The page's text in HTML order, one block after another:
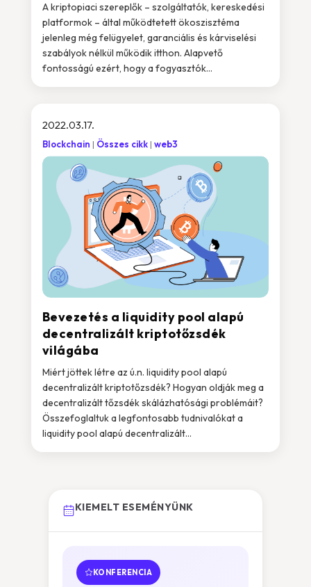
A kriptopiaci szereplők – szolgáltatók, kereskedési
platformok – által működtetett ökoszisztéma
jelenleg még felügyelet, garanciális és kárviselési
szabályok nélkül működik itthon. Alapvető
fontosságú ezért, hogy a fogyasztók...
Bevezetés a liquidity pool alapú
decentralizált kriptotőzsdék
világába
2022.03.17.
Blockchain Összes cikk web3
Miért jöttek létre az ú.n. liquidity pool alapú
decentralizált kriptotőzsdék? Hogyan oldják meg a
decentralizált tőzsdék skálázhatósági problémáit?
Összefoglaltuk a legfontosabb tudnivalókat a
liquidity pool alapú decentralizált...
KIEMELT ESEMÉNYÜNK
KONFERENCIA